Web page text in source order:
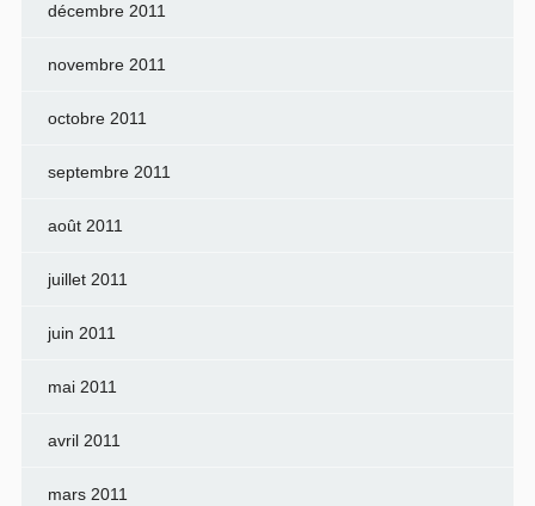
décembre 2011
novembre 2011
octobre 2011
septembre 2011
août 2011
juillet 2011
juin 2011
mai 2011
avril 2011
mars 2011